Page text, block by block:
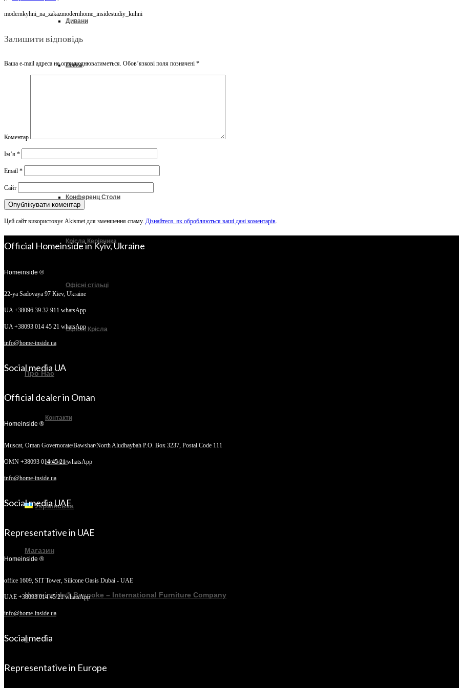
Дивани
Ліжка
Конференц Столи
Крісла Керівника
Офісні стільці
Офісні Крісла
Про Нас
Контакти
Новини
Українська
Магазин
Homeinside® Bespoke – International Furniture Company
0
modernkyhni_na_zakazmodernhome_insidestudiy_kuhni
Залишити відповідь
Ваша e-mail адреса не оприлюднюватиметься. Обов’язкові поля позначені *
Коментар
Ім’я *
Email *
Сайт
Цей сайт використовує Akismet для зменшення спаму. Дізнайтеся, як обробляються ваші дані коментарів.
Official Homeinside in Kyiv, Ukraine
Homeinside ®
22-ya Sadovaya 97 Kiev, Ukraine
UA +38096 39 32 911 whatsApp
UA +38093 014 45 21 whatsApp
info@home-inside.ua
Social media UA
Official dealer in Oman
Homeinside ®
Muscat, Oman Governorate/Bawshar/North Aludhaybah P.O. Box 3237, Postal Code 111
OMN +38093 014 45 21 whatsApp
info@home-inside.ua
Social media UAE
Representative in UAE
Homeinside ®
office 1609, SIT Tower, Silicone Oasis Dubai - UAE
UAE +38093 014 45 21 whatsApp
info@home-inside.ua
Social media
Representative in Europe